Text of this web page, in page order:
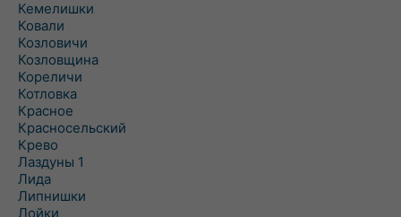
Кемелишки
Ковали
Козловичи
Козловщина
Кореличи
Котловка
Красное
Красносельский
Крево
Лаздуны 1
Лида
Липнишки
Лойки